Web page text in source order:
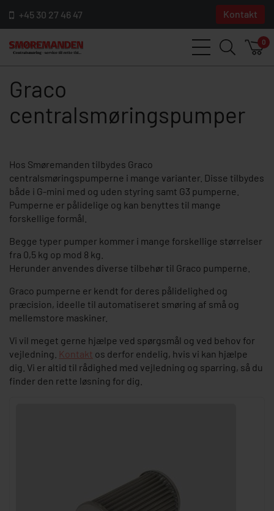
+45 30 27 46 47 Kontakt
0
Graco
centralsmøringspumper
Hos Smøremanden tilbydes Graco
centralsmøringspumperne i mange varianter. Disse tilbydes
både i G-mini med og uden styring samt G3 pumperne.
Pumperne er pålidelige og kan benyttes til mange
forskellige formål.
Begge typer pumper kommer i mange forskellige størrelser
fra 0,5 kg op mod 8 kg.
Herunder anvendes diverse tilbehør til Graco pumperne.
Graco pumperne er kendt for deres pålidelighed og
præcision, ideelle til automatiseret smøring af små og
mellemstore maskiner.
Vi vil meget gerne hjælpe ved spørgsmål og ved behov for
vejledning. Kontakt os derfor endelig, hvis vi kan hjælpe
dig. Vi er altid til rådighed med vejledning og sparring, så du
finder den rette løsning for dig.